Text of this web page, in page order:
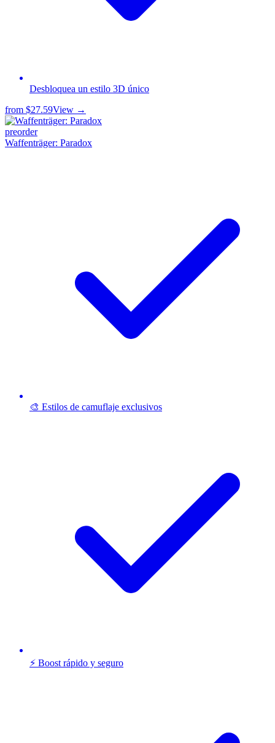
Desbloquea un estilo 3D único
from $27.59View →
preorder
Waffenträger: Paradox
🎨 Estilos de camuflaje exclusivos
⚡ Boost rápido y seguro